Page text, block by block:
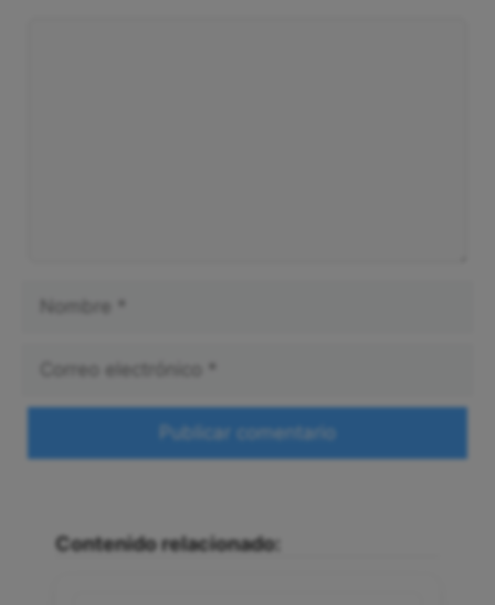
Contenido relacionado: